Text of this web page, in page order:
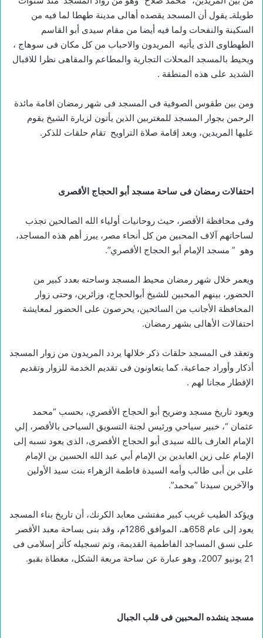
طويلةـ يقول أن المسجد يقصده أهالى مدينة طهطا لما فيه من
السكينة والنفحات ولما فيه أيضا من مقام سيدى أبو القاسم
الطهطاوى الذى يأتيه المريدون والاحباب من كل مكان فى سوهاج ،
ويحيط بالمسجد المحلات التجارية والمطاعم والمقاهى نظرا للاقبال
الشديد على هذه المنطقة .
ومن بين طقوس الصوفية فى المسجد فى شهر رمضان اقامة مائدة
الرحمن بجوار المسجد للمغتربين الذين يأتون لزيارة الشيخ يقوم
عليها المريدين، وبعد إقامة صلاة التراويح تقام حلقات للذكر.
احتفالات رمضان فى ساحة مسجد أبو الحجاج الأقصرى
وفى محافظة الأقصر، حيث روحانيات أولياء الله الصالحين تجذب
لساحاتهم آلاف المحبين من كل أنحاء مصر، يبرز أهم هذه المساجد،
وهو ” مسجد الإمام أبو الحجاج الأقصري”.
ويعمر خلال شهر رمضان محيط المسجد وساحته بعدد كبير من
الحضور، بينهم المحبين للشيخ أبوالحجاج، وزائرين، وحتى زوار
المحافظة الأجانب من السائحين، يحرصون على الحضور لمعايشة
احتفالات الأهالى بشهر رمضان.
وتعقد فى المسجد حلقات ذكر خلالها يردد المريدون من زوار المسجد
أذكار وأوراد جماعية، كما يتعاونون فى تقديم الخدمة للزوار وتقديم
الإفطار مجانا لهم .
ويعود تاريخ مسجد وضريح أبو الحجاج الأقصري، بحسب “محمد
عثمان “، خبير سياحي ورئيس لجنة التسويق السياحى بالأقصر، إلي
الإمام العارف بالله سيدى أبو الحجاج الأقصرى، الذى يعود نسبه إلى
الإمام على زين العابدين بن الإمام أبي عبد الله الحسين بن الإمام
على بن أبى طالب وأمه السيدة فاطمة الزهراء بنت سيد الأولين
والآخرين سيدنا “محمد”.
ويؤكد الطيب غريب كبير مفتشى معابد الكرنك، أن تاريخ بناء المسجد
يعود إلى عام 658هـ، الموافق 1286م، وقد بنى بساحة معبد الأقصر
على نسق المساجد الفاطمية القديمة، وتم تسجيله ‏كأثر‏ ‏إسلامى ‏فى
21 يونيو 2007، وهو عبارة عن ساحة مربعة الشكل، مغطاة بقبو.
مسجد ينشده المحبين فى قلب الجبال